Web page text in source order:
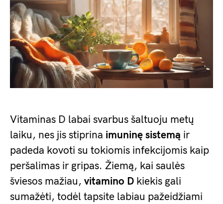
Vitaminas D labai svarbus šaltuoju metų
laiku, nes jis stiprina imuninę sistemą ir
padeda kovoti su tokiomis infekcijomis kaip
peršalimas ir gripas. Žiemą, kai saulės
šviesos mažiau, vitamino D kiekis gali
sumažėti, todėl tapsite labiau pažeidžiami